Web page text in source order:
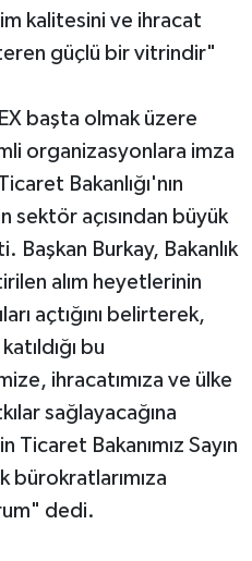
kalitesini ve ihracat
güçlü bir vitrindir"
başta olmak üzere
organizasyonlara imza
Bakanlığı'nın
açısından büyük
Başkan Burkay, Bakanlık
alım heyetlerinin
açtığını belirterek,
bu
ihracatımıza ve ülke
sağlayacağına
Ticaret Bakanımız Sayın
bürokratlarımıza
dedi.